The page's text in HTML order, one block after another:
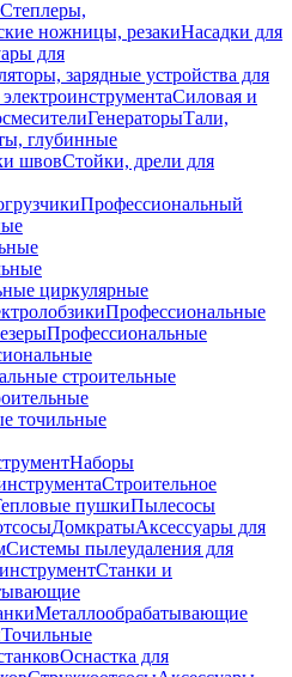
Степлеры,
ножницы, резакиНасадки для
для
зарядные устройства для
Силовая и
ГенераторыТали,
глубинные
швовСтойки, дрели для
Профессиональный
циркулярные
Профессиональные
Профессиональные
строительные
точильные
Наборы
Строительное
пушкиПылесосы
ДомкратыАксессуары для
Системы пылеудаления для
Станки и
Металлообрабатывающие
Точильные
Оснастка для